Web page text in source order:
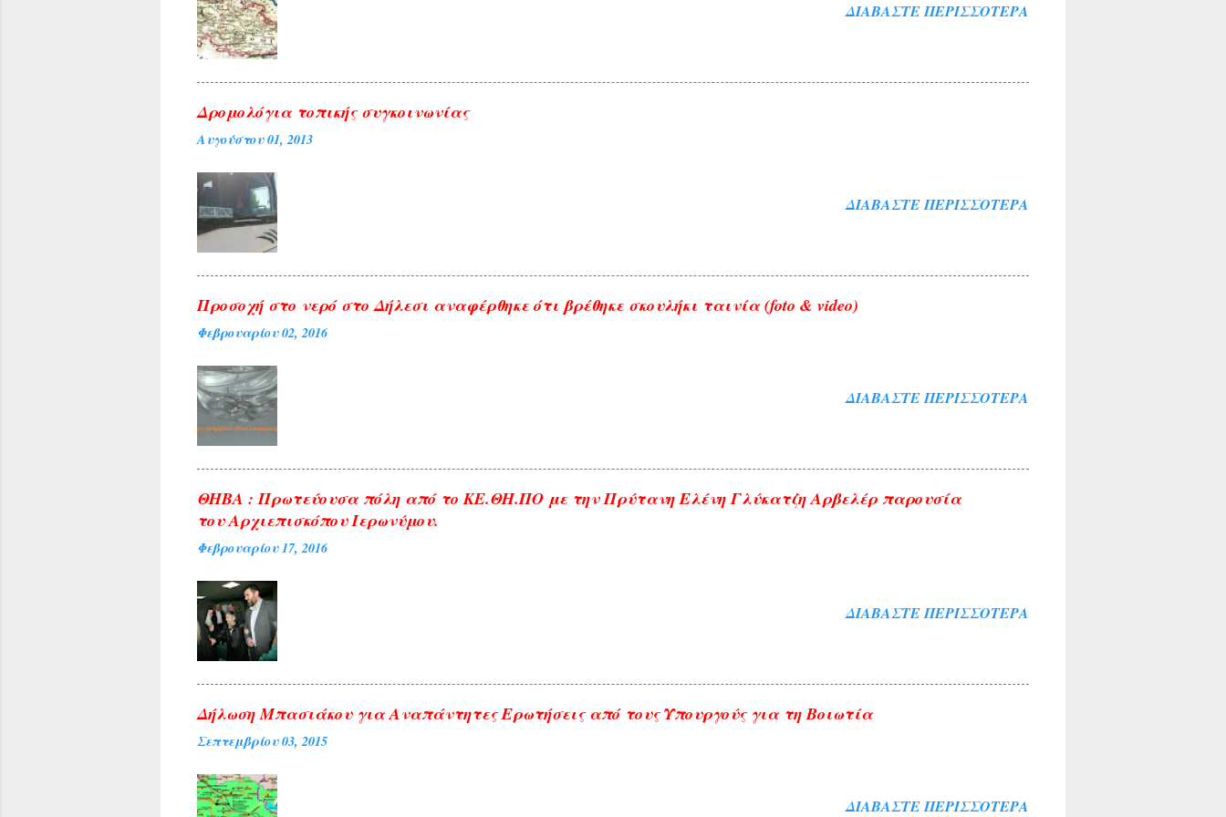
ΔΙΑΒΆΣΤΕ ΠΕΡΙΣΣΌΤΕΡΑ
Δρομολόγια τοπικής συγκοινωνίας
Αυγούστου 01, 2013
ΔΙΑΒΆΣΤΕ ΠΕΡΙΣΣΌΤΕΡΑ
Προσοχή στο νερό στο Δήλεσι αναφέρθηκε ότι βρέθηκε σκουλήκι ταινία (foto & video)
Φεβρουαρίου 02, 2016
ΔΙΑΒΆΣΤΕ ΠΕΡΙΣΣΌΤΕΡΑ
ΘΗΒΑ : Πρωτεύουσα πόλη από το ΚΕ.ΘΗ.ΠΟ με την Πρύτανη Ελένη Γλύκατζη Αρβελέρ παρουσία
του Αρχιεπισκόπου Ιερωνύμου.
Φεβρουαρίου 17, 2016
ΔΙΑΒΆΣΤΕ ΠΕΡΙΣΣΌΤΕΡΑ
Δήλωση Μπασιάκου για Αναπάντητες Ερωτήσεις από τους Υπουργούς για τη Βοιωτία
Σεπτεμβρίου 03, 2015
ΔΙΑΒΆΣΤΕ ΠΕΡΙΣΣΌΤΕΡΑ